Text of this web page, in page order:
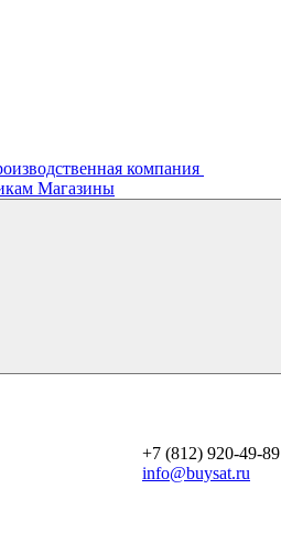
компания
Магазины
+7 (812) 920-49-89
info@buysat.ru